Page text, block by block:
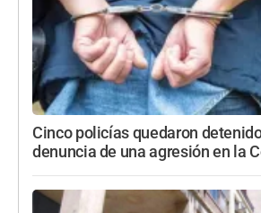
Cinco policías quedaron
denuncia de una agresión en la